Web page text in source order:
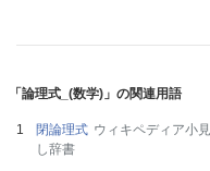
「論理式_(数学)」の関連用語
閉論理式 ウィキペディア小
し辞書